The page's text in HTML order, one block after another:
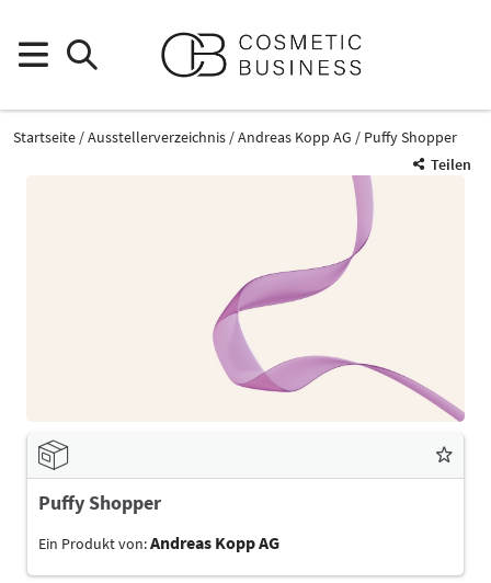
Startseite Ausstellerverzeichnis Andreas Kopp AG
Puffy Shopper
Teilen
Puffy Shopper
Ein Produkt von:Andreas Kopp AG